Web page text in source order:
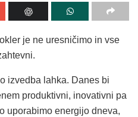
je ne uresničimo in vse
izvedba lahka. Danes bi
produktivni, inovativni pa
uporabimo energijo dneva,